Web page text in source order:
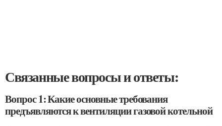
Связанные вопросы и ответы:
Вопрос 1: Какие основные требования
предъявляются к вентиляции газовой котельной